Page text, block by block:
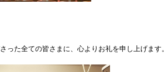
った全ての皆さまに、心よりお礼を申し上げます。